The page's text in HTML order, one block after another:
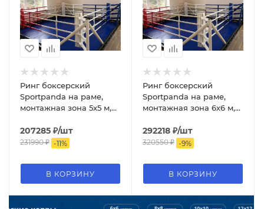
Ринг боксерский
Sportpanda на раме,
монтажная зона 5х5 м,
207285 ₽/шт
231990₽ -11%
В КОРЗИНУ
Ринг боксерский
Sportpanda на раме,
монтажная зона 6х6 м,
292218 ₽/шт
320550₽ -9%
В КОРЗИНУ